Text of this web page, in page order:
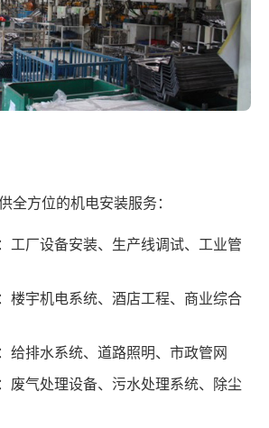
全方位的机电安装服务：
：工厂设备安装、生产线调试、工业管
：楼宇机电系统、酒店工程、商业综合
：给排水系统、道路照明、市政管网
：废气处理设备、污水处理系统、除尘